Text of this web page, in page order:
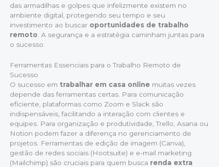
das armadilhas e golpes que infelizmente existem no
ambiente digital, protegendo seu tempo e seu
investimento ao buscar oportunidades de trabalho
remoto . A segurança e a estratégia caminham juntas para
o sucesso.
Ferramentas Essenciais para o Trabalho Remoto de
Sucesso
O sucesso em trabalhar em casa online muitas vezes
depende das ferramentas certas. Para comunicação
eficiente, plataformas como Zoom e Slack são
indispensáveis, facilitando a interação com clientes e
equipes. Para organização e produtividade, Trello, Asana ou
Notion podem fazer a diferença no gerenciamento de
projetos. Ferramentas de edição de imagem (Canva),
gestão de redes sociais (Hootsuite) e e-mail marketing
(Mailchimp) são cruciais para quem busca renda extra